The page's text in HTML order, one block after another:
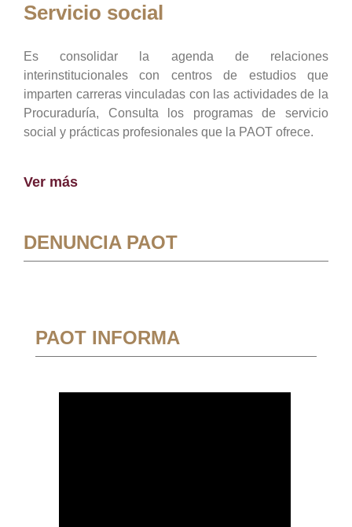
Servicio social
Es consolidar la agenda de relaciones
interinstitucionales con centros de estudios que
imparten carreras vinculadas con las actividades de la
Procuraduría, Consulta los programas de servicio
social y prácticas profesionales que la PAOT ofrece.
Ver más
DENUNCIA PAOT
PAOT INFORMA